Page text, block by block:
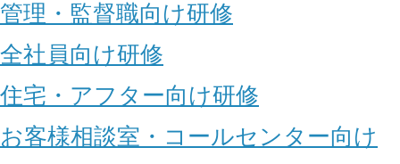
管理・監督職向け研修
全社員向け研修
住宅・アフター向け研修
お客様相談室・コールセンター向け